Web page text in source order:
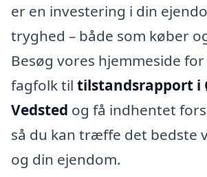
er en investering i din
tryghed – både som køber
Besøg vores hjemmeside
fagfolk til tilstandsrapport i
Vedsted og få indhentet
så du kan træffe det bedste
og din ejendom.